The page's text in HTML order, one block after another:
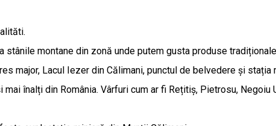
montane din zonă unde putem gusta produse
major, Lacul Iezer din Călimani, punctul de belvedere și
înalți din România. Vârfuri cum ar fi Rețitiș, Pietrosu,